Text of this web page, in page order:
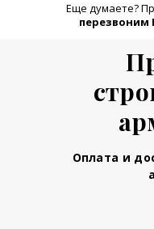
Еще думаете?
перезвоним
Оплата и